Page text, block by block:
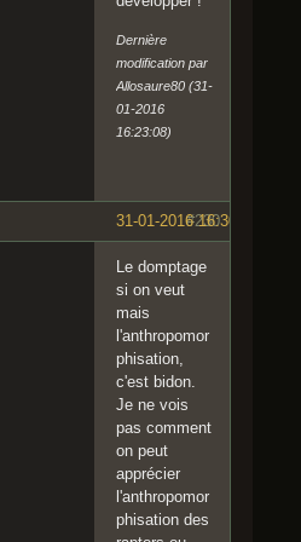
Dernière
modification par
Allosaure80 (31-
01-2016
16:23:08)
#230
31-01-2016 16:30:01
Le domptage
si on veut
mais
l'anthropomor
phisation,
c'est bidon.
Je ne vois
pas comment
on peut
apprécier
l'anthropomor
phisation des